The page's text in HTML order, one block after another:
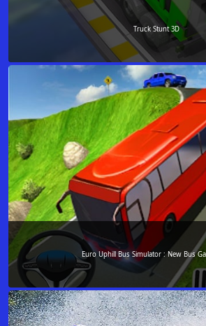
Truck Stunt 3D
Euro Uphill Bus Simulator : New Bus